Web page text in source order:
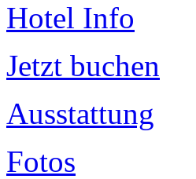
Hotel Info
Jetzt buchen
Ausstattung
Fotos